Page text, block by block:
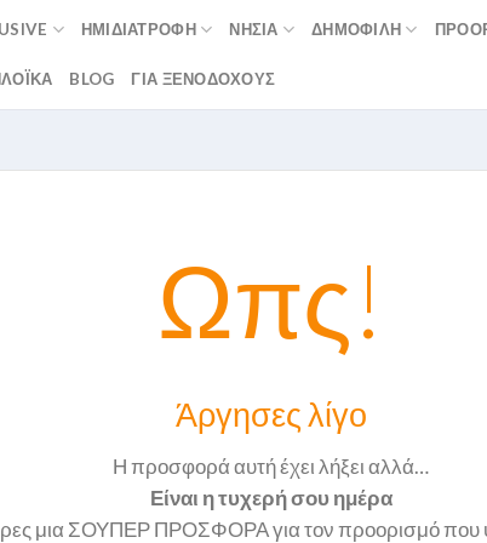
ΗΜΙΔΙΑΤΡΟΦΉ ΝΗΣΙΆ ΔΗΜΟΦΙΛΉ
BLOG ΓΙΑ ΞΕΝΟΔΟΧΟΥΣ
Ωπς!
Άργησες λίγο
Η προσφορά αυτή έχει λήξει αλλά…
Είναι η τυχερή σου ημέρα
μια ΣΟΥΠΕΡ ΠΡΟΣΦΟΡΑ για τον προορισμό που